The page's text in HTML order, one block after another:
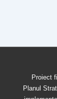
Proiect
Planul